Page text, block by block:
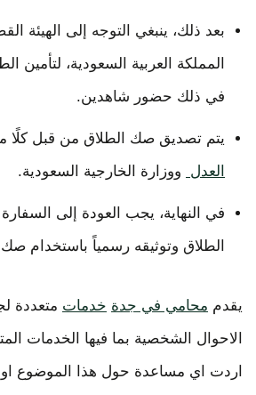
بعد ذلك، ينبغي التوجه إلى الهيئة
المملكة العربية السعودية، لتأمين
في ذلك حضور شاهدين.
يتم تصديق صك الطلاق من قبل كلًا
العدل
ووزارة الخارجية السعودية.
في النهاية، يجب العودة إلى السفارة
الطلاق وتوثيقه رسمياً باستخدام
يقدم محامي في جدة خدمات متعددة
الاحوال الشخصية بما فيها الخدمات
اردت اي مساعدة حول هذا الموضوع